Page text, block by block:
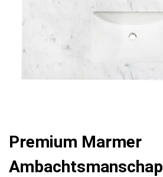
Premium Marmer
Ambachtsmanschap